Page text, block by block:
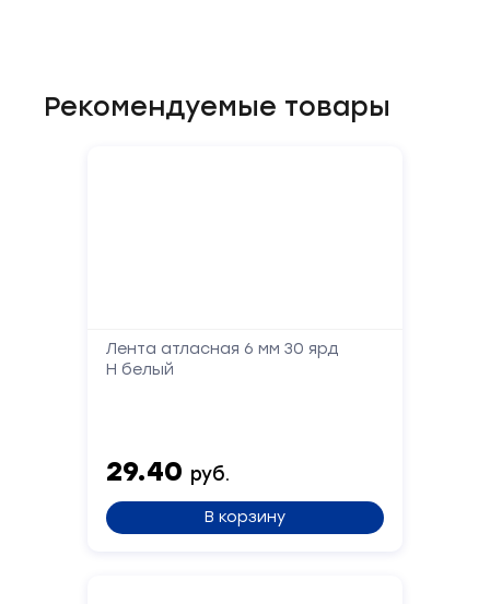
Рекомендуемые товары
Лента атласная 6 мм 30 ярд
Н белый
29.40 руб.
В корзину
форму,
Ваше
имя